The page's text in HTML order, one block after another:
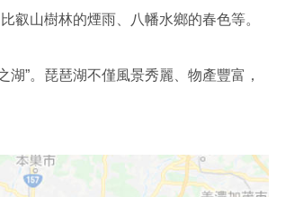
叡山樹林的煙雨、八幡水鄉的春色等。
”。琵琶湖不僅風景秀麗、物產豐富，